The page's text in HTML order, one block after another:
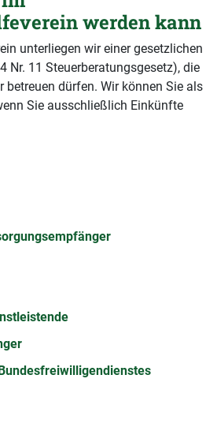
werden kann
unterliegen wir einer gesetzlichen
Nr. 11 Steuerberatungsgesetz), die
betreuen dürfen. Wir können Sie als
Sie ausschließlich Einkünfte